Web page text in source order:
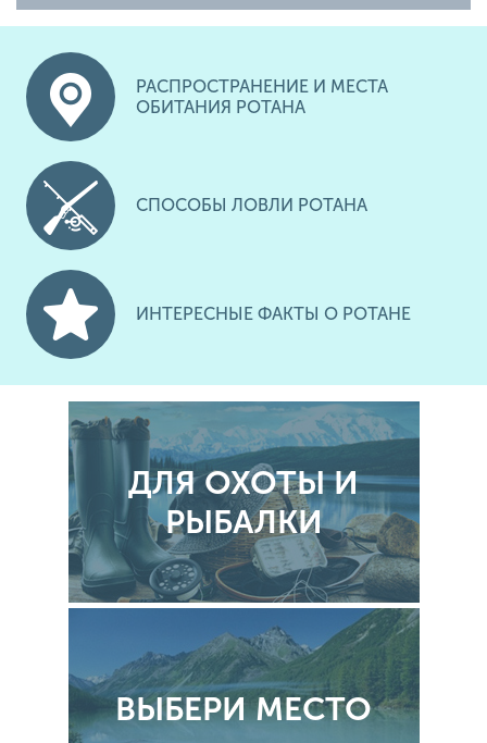
РАСПРОСТРАНЕНИЕ И МЕСТА
ОБИТАНИЯ РОТАНА
СПОСОБЫ ЛОВЛИ РОТАНА
ИНТЕРЕСНЫЕ ФАКТЫ О РОТАНЕ
ДЛЯ ОХОТЫ И
РЫБАЛКИ
ВЫБЕРИ МЕСТО